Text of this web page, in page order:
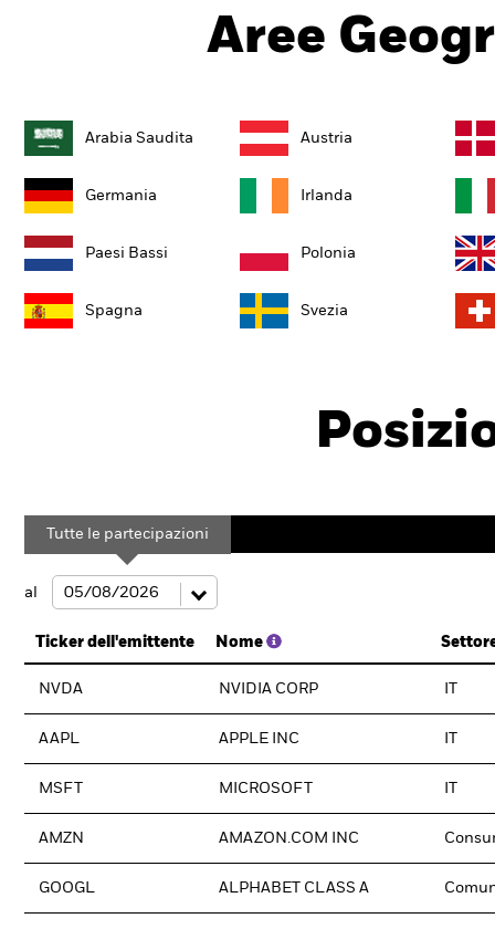
Aree
Arabia Saudita Austria
Germania Irlanda
Paesi Bassi Polonia
Spagna Svezia
Tutte le partecipazioni
al
Ticker dell'emittente Nome
NVDA NVIDIA CORP
AAPL APPLE INC
MSFT MICROSOFT
AMZN AMAZON.COM INC
GOOGL ALPHABET CLASS A